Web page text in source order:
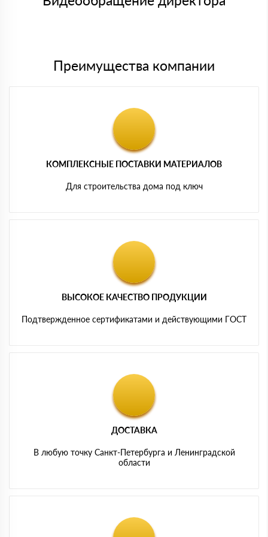
Преимущества компании
КОМПЛЕКСНЫЕ ПОСТАВКИ МАТЕРИАЛОВ
Для строительства дома под ключ
ВЫСОКОЕ КАЧЕСТВО ПРОДУКЦИИ
Подтвержденное сертификатами и действующими ГОСТ
ДОСТАВКА
В любую точку Санкт-Петербурга и Ленинградской
области